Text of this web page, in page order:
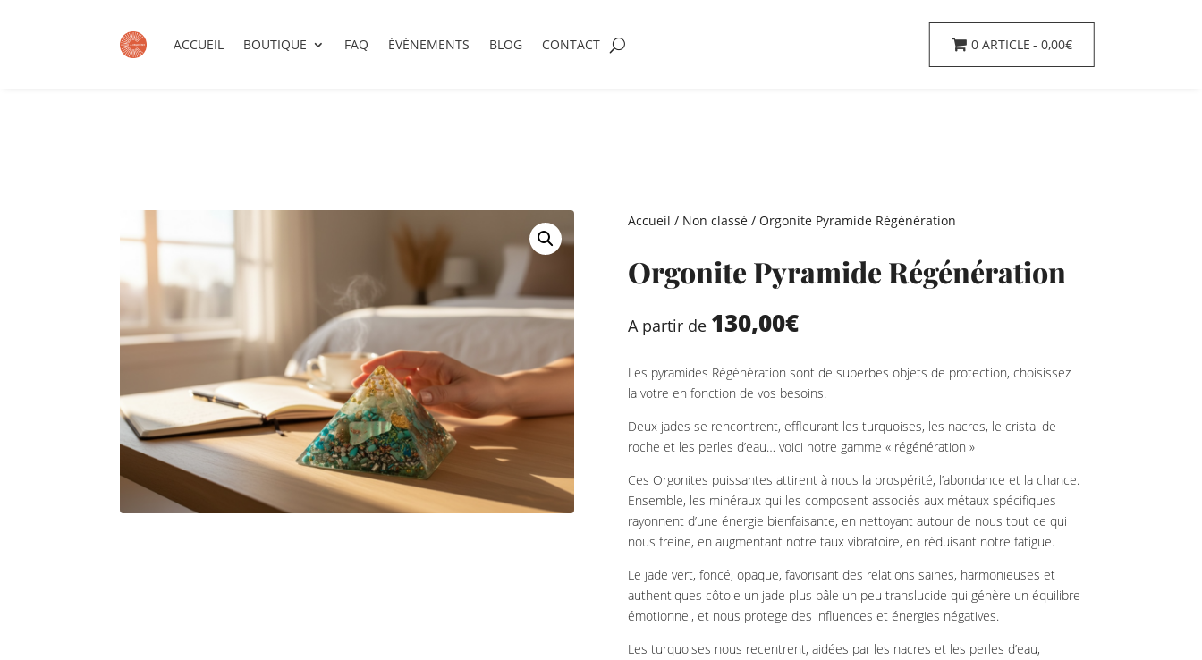
ACCUEIL BOUTIQUE FAQ ÉVÈNEMENTS BLOG CONTACT 0 ARTICLE 0,00€
Accueil / Non classé/ Orgonite Pyramide Régénération
Orgonite Pyramide Régénération
A partir de 130,00€
Les pyramides Régénération sont de superbes objets de protection, choisissez
la votre en fonction de vos besoins.
Deux jades se rencontrent, effleurant les turquoises, les nacres, le cristal de
roche et les perles d’eau… voici notre gamme « régénération »
Ces Orgonites puissantes attirent à nous la prospérité, l’abondance et la chance.
Ensemble, les minéraux qui les composent associés aux métaux spécifiques
rayonnent d’une énergie bienfaisante, en nettoyant autour de nous tout ce qui
nous freine, en augmentant notre taux vibratoire, en réduisant notre fatigue.
Le jade vert, foncé, opaque, favorisant des relations saines, harmonieuses et
authentiques côtoie un jade plus pâle un peu translucide qui génère un équilibre
émotionnel, et nous protege des influences et énergies négatives.
Les turquoises nous recentrent, aidées par les nacres et les perles d’eau,